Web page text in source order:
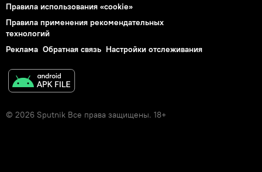
Правила использования «cookie»
Правила применения рекомендательных
технологий
Реклама Обратная связь Настройки отслеживания
© 2026 Sputnik Все права защищены. 18+